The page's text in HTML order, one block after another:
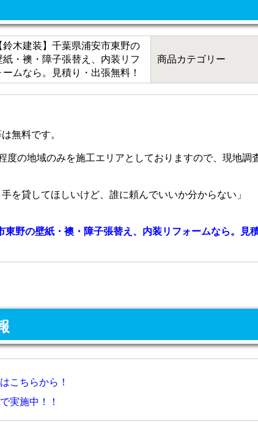
鈴木建装】千葉県浦安市東野の
紙・襖・障子張替え、内装リフ
ームなら。見積り・出張無料！
商品カテゴリー
無料です。
度の地域のみを施工エリアとしておりますので、現地調
を貸してほしいけど、誰に頼んでいいか分からない」
東野の壁紙・襖・障子張替え、内装リフォームなら。見
こちらから！
実施中！！